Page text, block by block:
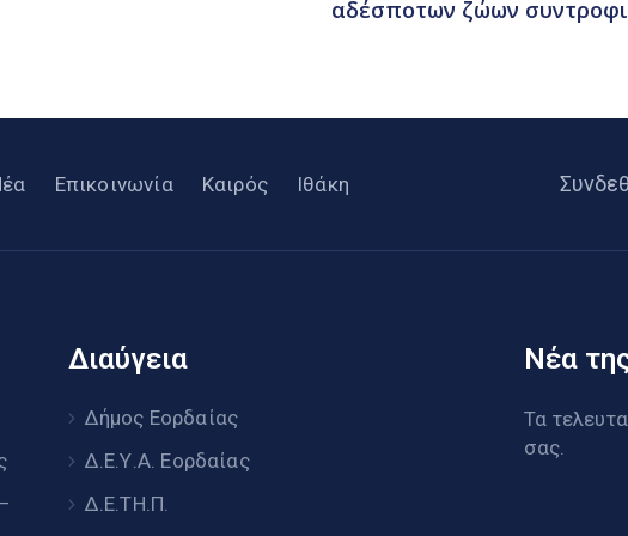
αδέσποτων ζώων
Επικοινωνία Καιρός Ιθάκη
Διαύγεια
Δήμος Εορδαίας
Δ.Ε.Υ.Α. Εορδαίας
Δ.Ε.ΤΗ.Π.
Νέα
Τα
σας.